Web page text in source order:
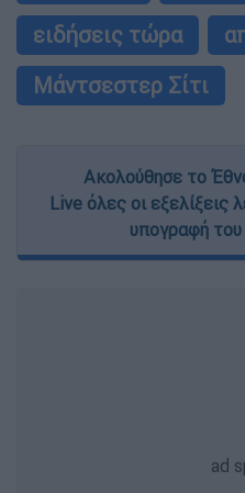
ειδήσεις τώρα
Μάντσεστερ Σίτι
Ακολούθησε το
Live όλες οι εξελίξεις
υπογραφή